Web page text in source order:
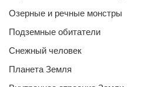
Озерные и речные монстры
Подземные обитатели
Снежный человек
Планета Земля